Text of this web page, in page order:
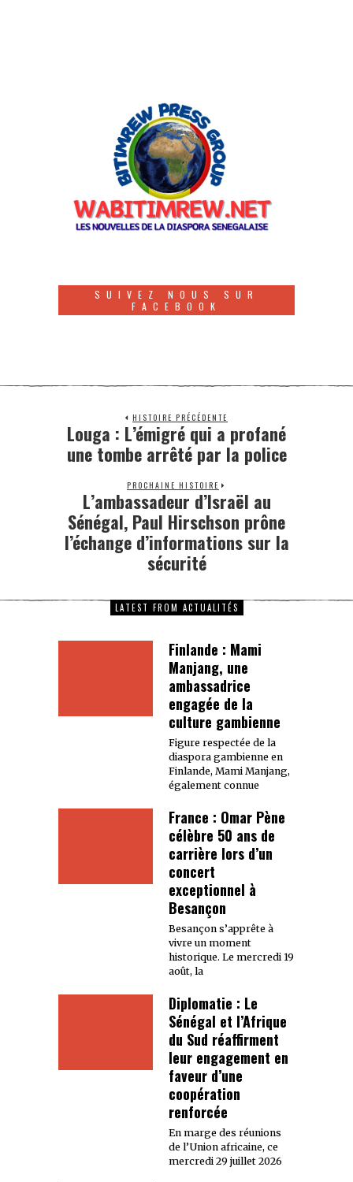
SUIVEZ NOUS SUR
FACEBOOK
HISTOIRE PRÉCÉDENTE
Louga : L’émigré qui a profané
une tombe arrêté par la police
PROCHAINE HISTOIRE
L’ambassadeur d’Israël au
Sénégal, Paul Hirschson prône
l’échange d’informations sur la
sécurité
LATEST FROM ACTUALITÉS
Finlande : Mami
Manjang, une
ambassadrice
engagée de la
culture gambienne
Figure respectée de la
diaspora gambienne en
Finlande, Mami Manjang,
également connue
France : Omar Pène
célèbre 50 ans de
carrière lors d’un
concert
exceptionnel à
Besançon
Besançon s’apprête à
vivre un moment
historique. Le mercredi 19
août, la
Diplomatie : Le
Sénégal et l’Afrique
du Sud réaffirment
leur engagement en
faveur d’une
coopération
renforcée
En marge des réunions
de l’Union africaine, ce
mercredi 29 juillet 2026